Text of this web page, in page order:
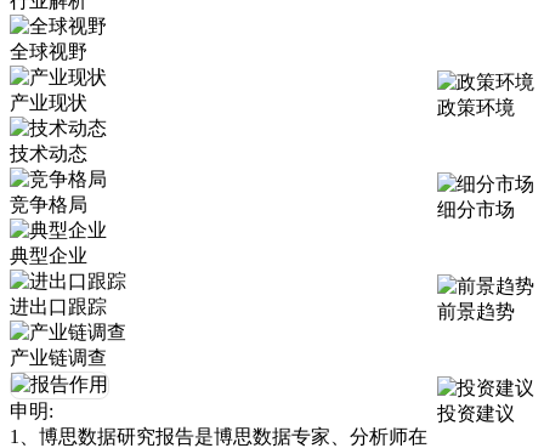
全球视野
政策环境
产业现状
技术动态
细分市场
竞争格局
典型企业
前景趋势
进出口跟踪
产业链调查
投资建议
申明:
1、博思数据研究报告是博思数据专家、分析师在